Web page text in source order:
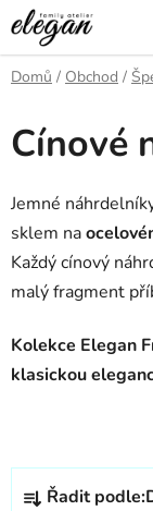
Přejít
na
obsah
Domů / Obchod /
Cínové
Jemné
sklem na
Každý cínový
malý fragment
Kolekce Elegan
klasickou
Ř
Řadit podle: